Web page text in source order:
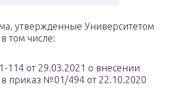
утвержденные Университетом
том числе:
от 29.03.2021 о внесении
приказ №01/494 от 22.10.2020